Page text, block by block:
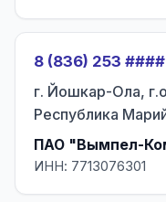
8 (836) 253 ####
г. Йошкар-Ола,
Республика
ПАО "Вымпел-
ИНН: 7713076301